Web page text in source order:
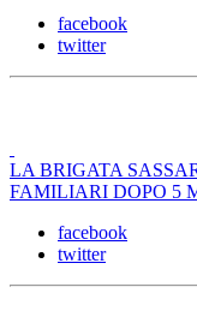
facebook
twitter
LA BRIGATA
FAMILIARI DOPO 5
facebook
twitter